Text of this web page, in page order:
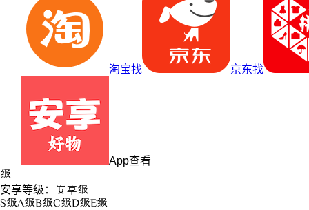
淘宝找 京东找
App查看
级
安享等级： 安享级
S级A级B级C级D级E级